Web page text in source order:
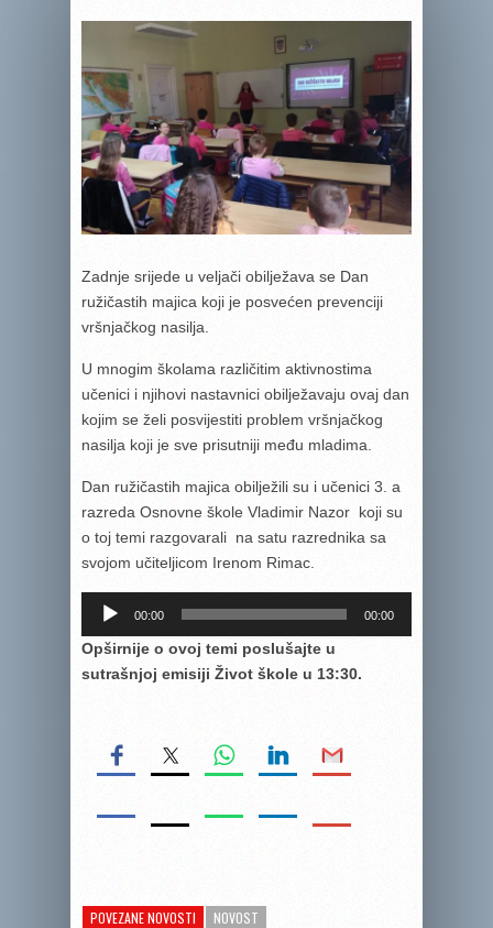
Zadnje srijede u veljači obilježava se Dan
ružičastih majica koji je posvećen prevenciji
vršnjačkog nasilja.
U mnogim školama različitim aktivnostima
učenici i njihovi nastavnici obilježavaju ovaj dan
kojim se želi posvijestiti problem vršnjačkog
nasilja koji je sve prisutniji među mladima.
Dan ružičastih majica obilježili su i učenici 3. a
razreda Osnovne škole Vladimir Nazor koji su
o toj temi razgovarali na satu razrednika sa
svojom učiteljicom Irenom Rimac.
Reproduktor
audiozapisa
00:00 00:00
Opširnije o ovoj temi poslušajte u
sutrašnjoj emisiji Život škole u 13:30.
POVEZANE NOVOSTI NOVOST